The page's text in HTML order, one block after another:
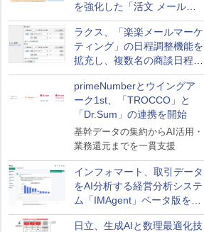
を強化した「活文 メール誤
送信防止アドインサービス」
を提供
ラクス、「楽楽メールマーケ
ティング」の日程調整機能を
拡充し、複数名の商談日程調
整を効率化
primeNumberとウイングア
ーク1st、「TROCCO」と
「Dr.Sum」の連携を開始
基幹データの集約からAI活用・
業務還元までを一貫支援
インフォマート、取引データ
をAI分析する経営分析システ
ム「IMAgent」ベータ版を提
供
日立、生成AIと数理最適化技